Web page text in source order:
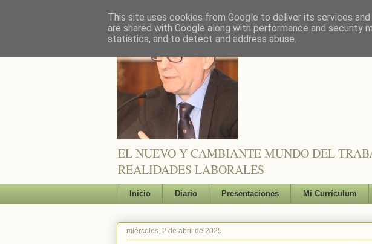
EL NUEVO Y CAMBIANTE MUNDO DEL
REALIDADES LABORALES
Inicio Diario Presentaciones Mi Currículum
miércoles, 2 de abril de 2025
This site uses cookies from Google to deliver its services
are shared with Google along with performance and security
statistics, and to detect and address abuse.